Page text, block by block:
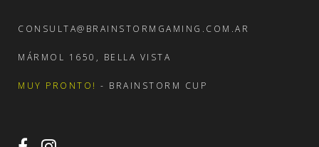
CONSULTA@BRAINSTORMGAMING.COM.AR
MÁRMOL 1650, BELLA VISTA
MUY PRONTO! - BRAINSTORM CUP